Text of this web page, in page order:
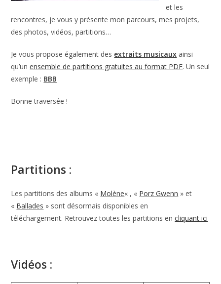
et les
rencontres, je vous y présente mon parcours, mes projets,
des photos, vidéos, partitions…
Je vous propose également des extraits musicaux ainsi
qu’unensemble de partitions gratuites au format PDF. Un seul
exemple : BBB
Bonne traversée !
Partitions :
Les partitions des albums « Molène« , « Porz Gwenn » et
« Ballades » sont désormais disponibles en
téléchargement. Retrouvez toutes les partitions encliquant ici
Vidéos :